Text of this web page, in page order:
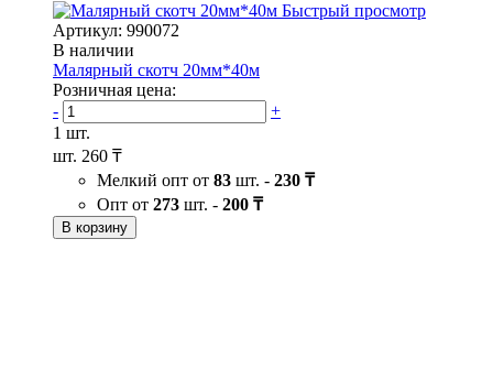
Быстрый просмотр
Артикул: 990072
В наличии
Малярный скотч 20мм*40м
Розничная цена:
-
+
1 шт.
шт. 260 ₸
Мелкий опт от 83 шт. - 230 ₸
Опт от 273 шт. - 200 ₸
В корзину